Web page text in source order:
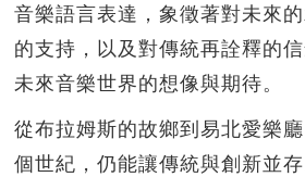
音樂語言表達，象徵著對未來
的支持，以及對傳統再詮釋的
未來音樂世界的想像與期待。
從布拉姆斯的故鄉到易北愛樂
個世紀，仍能讓傳統與創新並